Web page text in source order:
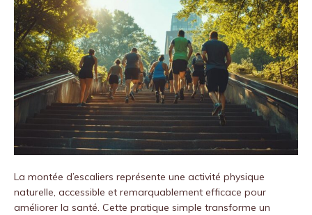
La montée d’escaliers représente une activité physique
naturelle, accessible et remarquablement efficace pour
améliorer la santé. Cette pratique simple transforme un